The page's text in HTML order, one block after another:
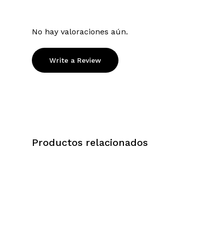
No hay valoraciones aún.
Write a Review
Productos relacionados